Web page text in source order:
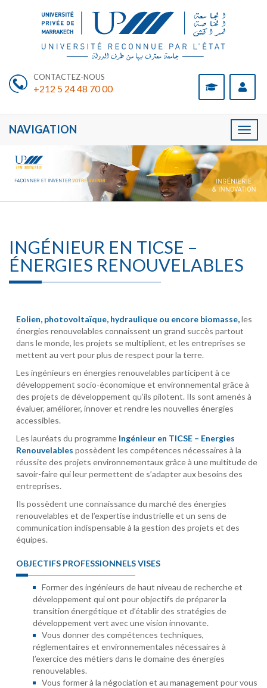
CONTACTEZ-NOUS
+212 5 24 48 70 00
NAVIGATION
INGÉNIEUR EN TICSE –
ÉNERGIES RENOUVELABLES
Eolien, photovoltaïque, hydraulique ou encore biomasse,les
énergies renouvelables connaissent un grand succès partout
dans le monde, les projets se multiplient, et les entreprises se
mettent au vert pour plus de respect pour la terre.
Les ingénieurs en énergies renouvelables participent à ce
développement socio-économique et environnemental grâce à
des projets de développement qu’ils pilotent. Ils sont amenés à
évaluer, améliorer, innover et rendre les nouvelles énergies
accessibles.
Les lauréats du programme Ingénieur en TICSE – Energies
Renouvelables possèdent les compétences nécessaires à la
réussite des projets environnementaux grâce à une multitude de
savoir-faire qui leur permettent de s’adapter aux besoins des
entreprises.
Ils possèdent une connaissance du marché des énergies
renouvelables et de l’expertise industrielle et un sens de
communication indispensable à la gestion des projets et des
équipes.
OBJECTIFS PROFESSIONNELS VISES
Former des ingénieurs de haut niveau de recherche et
développement qui ont pour objectifs de préparer la
transition énergétique et d’établir des stratégies de
développement vert avec une vision innovante.
Vous donner des compétences techniques,
réglementaires et environnementales nécessaires à
l’exercice des métiers dans le domaine des énergies
renouvelables.
Vous former à la négociation et au management pour vous